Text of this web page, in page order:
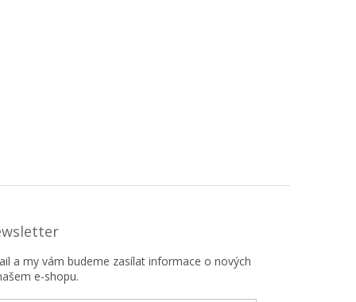
a my vám budeme zasílat informace o nových
e-shopu.